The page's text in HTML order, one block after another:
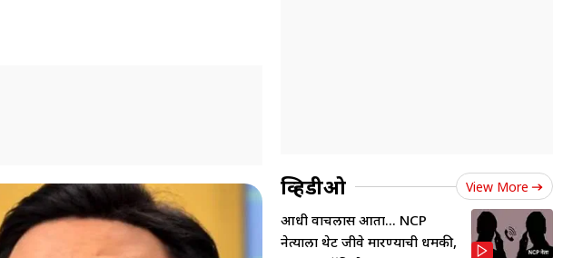
व्हिडीओ View More
आधी वाचलास आता... NCP
नेत्याला थेट जीवे मारण्याची धमकी,